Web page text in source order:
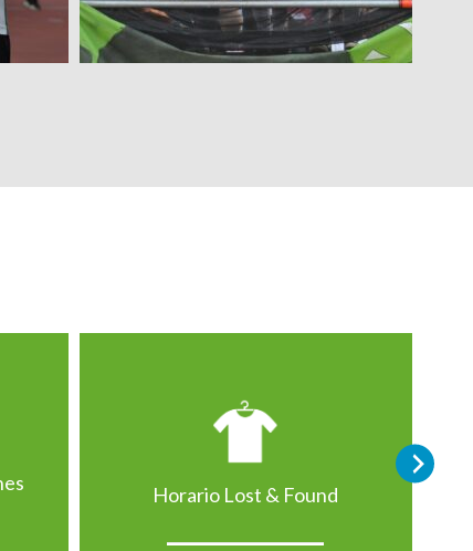
Horario Lost & Found